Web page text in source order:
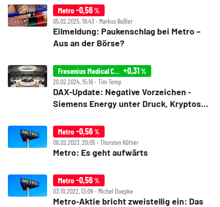
und Siltronic im Check
Metro -0,56%
05.02.2025, 18:43 ‧ Markus Bußler
Eilmeldung: Paukenschlag bei Metro –
Aus an der Börse?
Fresenius Medical Care +0,31%
20.02.2024, 15:16 ‧ Tim Temp
DAX‑Update: Negative Vorzeichen ‑
Siemens Energy unter Druck, Kryptos
Metro -0,56%
08.02.2023, 20:05 ‧ Thorsten Küfner
Metro: Es geht aufwärts
Metro -0,56%
03.10.2022, 13:09 ‧ Michel Doepke
Metro‑Aktie bricht zweistellig ein: Das